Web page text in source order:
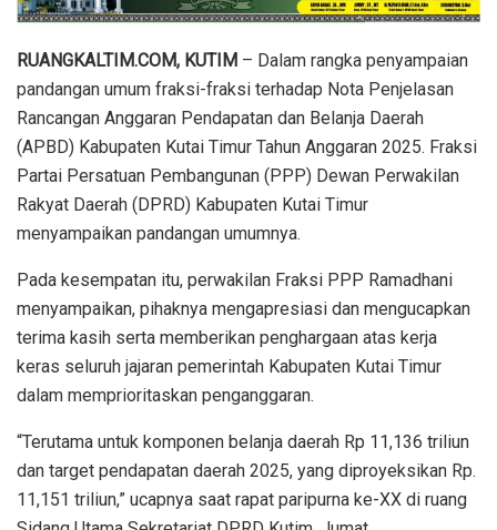
RUANGKALTIM.COM, KUTIM – Dalam rangka penyampaian
pandangan umum fraksi-fraksi terhadap Nota Penjelasan
Rancangan Anggaran Pendapatan dan Belanja Daerah
(APBD) Kabupaten Kutai Timur Tahun Anggaran 2025. Fraksi
Partai Persatuan Pembangunan (PPP) Dewan Perwakilan
Rakyat Daerah (DPRD) Kabupaten Kutai Timur
menyampaikan pandangan umumnya.
Pada kesempatan itu, perwakilan Fraksi PPP Ramadhani
menyampaikan, pihaknya mengapresiasi dan mengucapkan
terima kasih serta memberikan penghargaan atas kerja
keras seluruh jajaran pemerintah Kabupaten Kutai Timur
dalam memprioritaskan penganggaran.
“Terutama untuk komponen belanja daerah Rp 11,136 triliun
dan target pendapatan daerah 2025, yang diproyeksikan Rp.
11,151 triliun,” ucapnya saat rapat paripurna ke-XX di ruang